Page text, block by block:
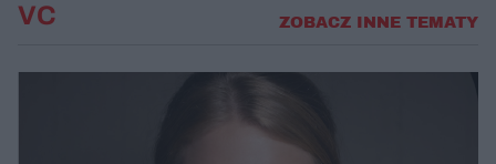
VC ZOBACZ INNE TEMATY